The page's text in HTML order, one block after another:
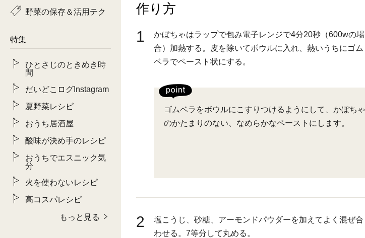
作り方
1
かぼちゃはラップで包み電子レンジで4分20秒（600wの場
合）加熱する。皮を除いてボウルに入れ、熱いうちにゴム
ベラでペースト状にする。
ゴムベラをボウルにこすりつけるようにして、かぼちゃ
のかたまりのない、なめらかなペーストにします。
2
塩こうじ、砂糖、アーモンドパウダーを加えてよく混ぜ合
わせる。7等分して丸める。
野菜の保存＆活用テク
特集
ひとさじのときめき時
間
だいどこログInstagram
夏野菜レシピ
おうち居酒屋
酸味が決め手のレシピ
おうちでエスニック気
分
火を使わないレシピ
高コスパレシピ
もっと見る